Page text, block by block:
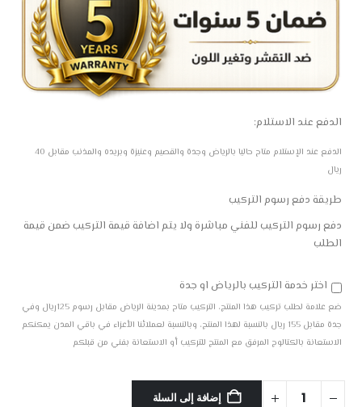
الدفع عند الاستلام:
الدفع عند الإستلام متاح حاليا بالرياض وجدة والقصيم وعنيزة وبريده والمذنب مقابل 40
ريال
طريقة دفع رسوم التركيب
دفع رسوم التركيب للفني مباشرة ولا يتم اضافة قيمة التركيب ضمن قيمة
الطلب
اختر خدمة التركيب بالرياض او جدة
ضع علامة لطلب تركيب هذا المنتج، التركيب متاح بمدينة الرياض مقابل رسوم 125ريال وفي
جدة مقابل 155 ريال بالنسبة لهذا المنتج، وبالنسبة لعملائنا الأعزاء في باقي المدن يمكنكم
الاستعانة بالكتالوج المرفق مع المنتج للتركيب أو الاستعانة بفني من قبلكم
إضافة إلى السلة